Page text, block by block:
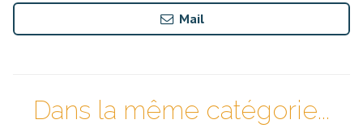
Mail
Dans la même catégorie...